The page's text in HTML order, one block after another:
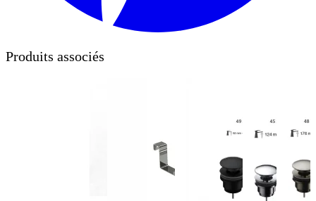
Produits associés